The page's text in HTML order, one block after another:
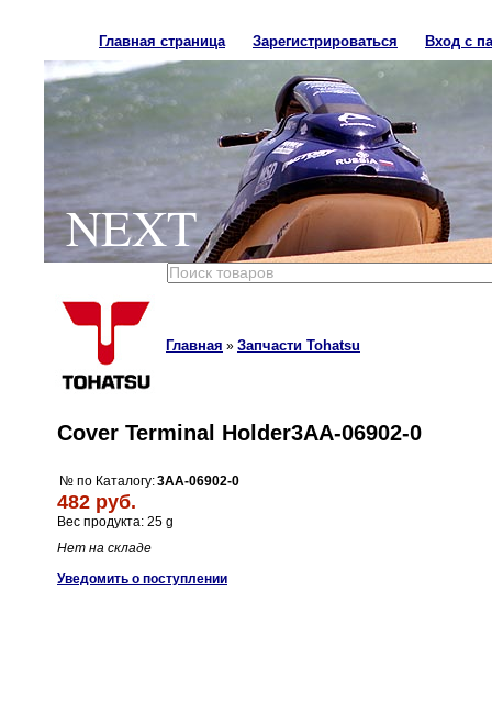
Главная страница Зарегистрироваться Вход с
NEXT
Главная » Запчасти Tohatsu
Cover Terminal Holder3AA-06902-0
№ по Каталогу:3AA-06902-0
482 руб.
Вес продукта: 25 g
Нет на складе
Уведомить о поступлении